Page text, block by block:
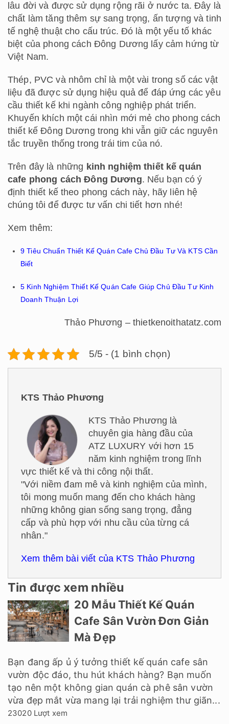
lâu đời và được sử dụng rộng rãi ở nước ta. Đây là
chất làm tăng thêm sự sang trọng, ấn tượng và tinh
tế nghệ thuật cho cấu trúc. Đó là một yếu tố khác
biệt của phong cách Đông Dương lấy cảm hứng từ
Việt Nam.
Thép, PVC và nhôm chỉ là một vài trong số các vật
liệu đã được sử dụng hiệu quả để đáp ứng các yêu
cầu thiết kế khi ngành công nghiệp phát triển.
Khuyến khích một cái nhìn mới mẻ cho phong cách
thiết kế Đông Dương trong khi vẫn giữ các nguyên
tắc truyền thống trong trái tim của nó.
Trên đây là những kinh nghiệm thiết kế quán
cafe phong cách Đông Dương. Nếu bạn có ý
định thiết kế theo phong cách này, hãy liên hệ
chúng tôi để được tư vấn chi tiết hơn nhé!
Xem thêm:
9 Tiêu Chuẩn Thiết Kế Quán Cafe Chủ Đầu Tư Và KTS Cần
Biết
5 Kinh Nghiệm Thiết Kế Quán Cafe Giúp Chủ Đầu Tư Kinh
Doanh Thuận Lợi
Thảo Phương – thietkenoithatatz.com
5/5 - (1 bình chọn)
KTS Thảo Phương
KTS Thảo Phương là
chuyên gia hàng đầu của
ATZ LUXURY với hơn 15
năm kinh nghiệm trong lĩnh
vực thiết kế và thi công nội thất.
"Với niềm đam mê và kinh nghiệm của mình,
tôi mong muốn mang đến cho khách hàng
những không gian sống sang trọng, đẳng
cấp và phù hợp với nhu cầu của từng cá
nhân."
Xem thêm bài viết của KTS Thảo Phương
Tin được xem nhiều
20 Mẫu Thiết Kế Quán
Cafe Sân Vườn Đơn Giản
Mà Đẹp
Bạn đang ấp ủ ý tưởng thiết kế quán cafe sân
vườn độc đáo, thu hút khách hàng? Bạn muốn
tạo nên một không gian quán cà phê sân vườn
vừa đẹp mắt vừa mang lại trải nghiệm thư giãn...
23020 Lượt xem